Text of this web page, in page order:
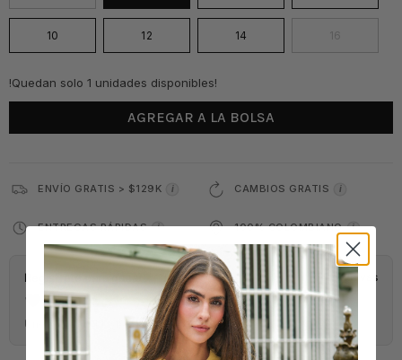
10 12 14 16
!Quedan solo 1 unidades disponibles!
AGREGAR A LA BOLSA
ENVÍO GRATIS > $129K i CAMBIOS GRATIS i
ENTREGAS RÁPIDAS i 100% COLOMBIANO i
Regístrate para ganar Flashydivas
74puntos
Únete al Club FlashyDivas y empieza a ganar puntos.